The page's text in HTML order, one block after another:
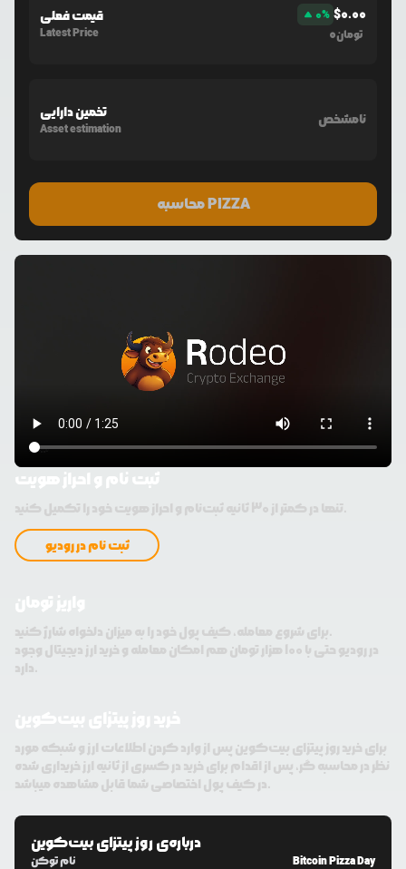
قیمت فعلی
Latest Price
0% $0.00
0تومان
تخمین دارایی
Asset estimation
نامشخص
محاسبه PIZZA
تنها در کمتر از 30 ثانیه ثبت‌نام و احراز هویت خود را تکمیل کنید.
ثبت نام در رودیو
برای شروع معامله، کیف پول خود را به میزان دلخواه شارژ کنید.
در رودیو حتی با 100 هزار تومان هم امکان معامله و خرید ارز دیجیتال وجود
دارد.
برای خرید روز پیتزای بیت‌کوین پس از وارد کردن اطلاعات ارز و شبکه مورد
نظر در محاسبه گر، پس از اقدام برای خرید در کسری از ثانیه ارز خریداری شده
در کیف پول اختصاصی شما قابل مشاهده میباشد.
درباره‌ی روز پیتزای بیت‌کوین
نام توکن
Bitcoin Pizza Day